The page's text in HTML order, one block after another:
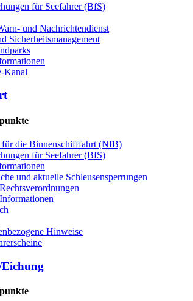
für Seefahrer (BfS)
und Nachrichtendienst
Sicherheitsmanagement
Kanal
für die Binnenschifffahrt (NfB)
für Seefahrer (BfS)
und aktuelle Schleusensperrungen
Hinweise